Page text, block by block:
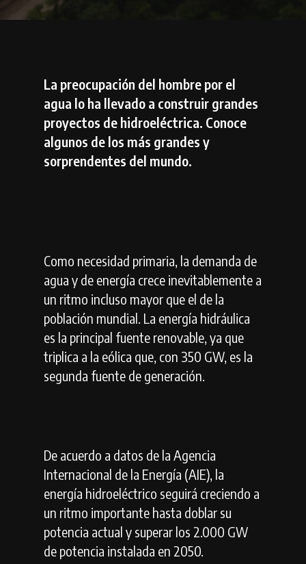
La preocupación del hombre por el
agua lo ha llevado a construir grandes
proyectos de hidroeléctrica. Conoce
algunos de los más grandes y
sorprendentes del mundo.
Como necesidad primaria, la demanda de
agua y de energía crece inevitablemente a
un ritmo incluso mayor que el de la
población mundial. La energía hidráulica
es la principal fuente renovable, ya que
triplica a la eólica que, con 350 GW, es la
segunda fuente de generación.
De acuerdo a datos de la Agencia
Internacional de la Energía (AIE), la
energía hidroeléctrico seguirá creciendo a
un ritmo importante hasta doblar su
potencia actual y superar los 2.000 GW
de potencia instalada en 2050.